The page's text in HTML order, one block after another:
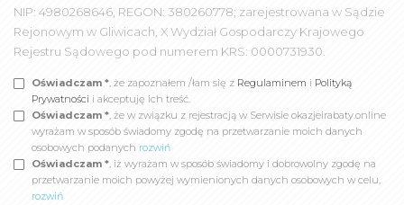
NIP: 4980268646, REGON: 380260778; zarejestrowana w Sądzie
Rejonowym w Gliwicach, X Wydział Gospodarczy Krajowego
Rejestru Sądowego pod numerem KRS: 0000731930.
Oświadczam *, że zapoznałem /łam się z Regulaminem i Polityką
Prywatności i akceptuję ich treść.
Oświadczam *, że w związku z rejestracją w Serwisie okazjeirabaty.online
wyrażam w sposób świadomy zgodę na przetwarzanie moich danych
osobowych podanych rozwiń
Oświadczam *, iż wyrażam w sposób świadomy i dobrowolny zgodę na
przetwarzanie moich powyżej wymienionych danych osobowych w celu,
rozwiń